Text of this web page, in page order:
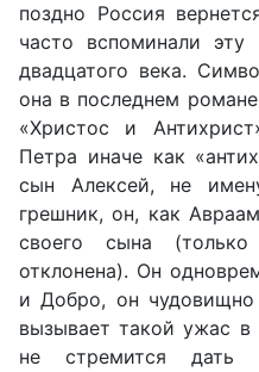
поздно Россия
часто вспоминали
двадцатого века.
она в последнем
«Христос и
Петра иначе как
сын Алексей, не
грешник, он, как
своего сына
отклонена). Он
и Добро, он
вызывает такой ужас
не стремится дать